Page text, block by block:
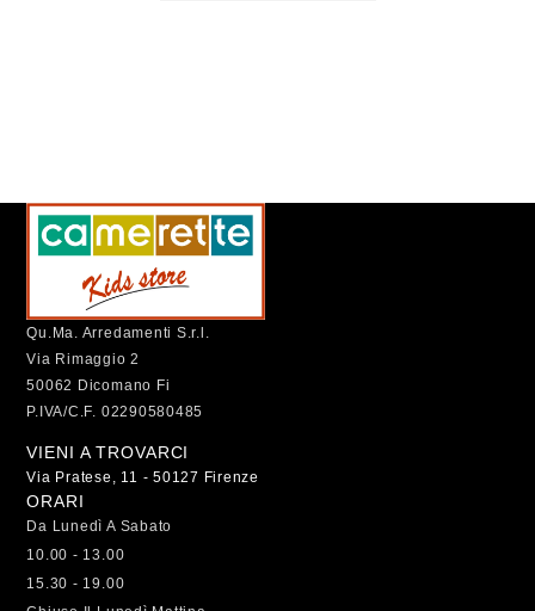
Qu.Ma. Arredamenti S.r.l.
Via Rimaggio 2
50062 Dicomano Fi
P.IVA/C.F. 02290580485
VIENI A TROVARCI
Via Pratese, 11 - 50127 Firenze
ORARI
Da Lunedì A Sabato
10.00 - 13.00
15.30 - 19.00